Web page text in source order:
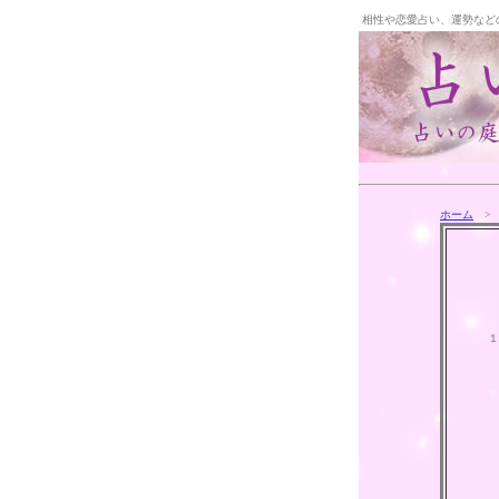
相性や恋愛占い、運勢な
ホーム >